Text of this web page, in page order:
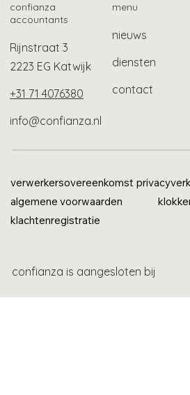
confianza
accountants
Rijnstraat 3
2223 EG Katwijk
+31 71 4076380
info@confianza.nl
menu
nieuws
diensten
contact
verwerkersovereenkomst
algemene voorwaarden
klachtenregistratie
confianza is aangesloten bij